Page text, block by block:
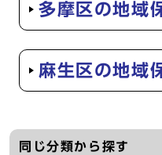
多摩区の地域
麻生区の地域
同じ分類から探す